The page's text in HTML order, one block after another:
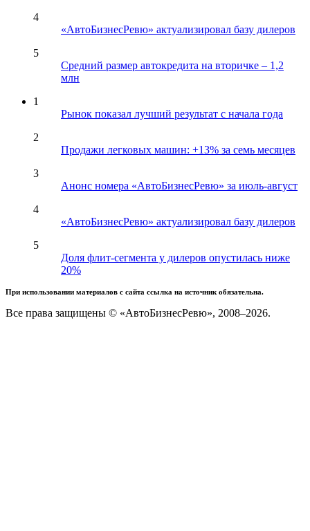
4
«АвтоБизнесРевю» актуализировал базу дилеров
5
Средний размер автокредита на вторичке – 1,2
млн
1
Рынок показал лучший результат с начала года
2
Продажи легковых машин: +13% за семь месяцев
3
Анонс номера «АвтоБизнесРевю» за июль-август
4
«АвтоБизнесРевю» актуализировал базу дилеров
5
Доля флит-сегмента у дилеров опустилась ниже
20%
При использовании материалов с сайта ссылка на источник обязательна.
Все права защищены © «АвтоБизнесРевю», 2008–2026.